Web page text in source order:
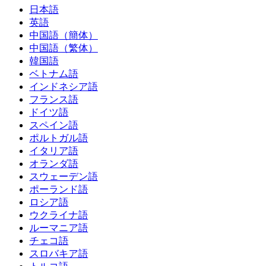
日本語
英語
中国語（簡体）
中国語（繁体）
韓国語
ベトナム語
インドネシア語
フランス語
ドイツ語
スペイン語
ポルトガル語
イタリア語
オランダ語
スウェーデン語
ポーランド語
ロシア語
ウクライナ語
ルーマニア語
チェコ語
スロバキア語